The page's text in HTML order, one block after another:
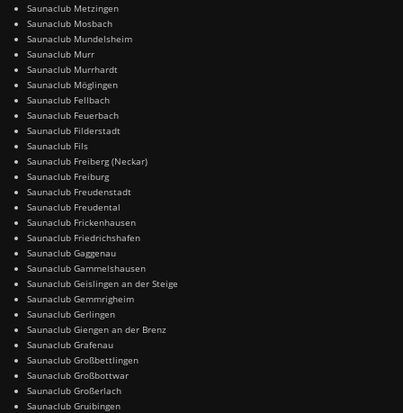
Saunaclub Metzingen
Saunaclub Mosbach
Saunaclub Mundelsheim
Saunaclub Murr
Saunaclub Murrhardt
Saunaclub Möglingen
Saunaclub Fellbach
Saunaclub Feuerbach
Saunaclub Filderstadt
Saunaclub Fils
Saunaclub Freiberg (Neckar)
Saunaclub Freiburg
Saunaclub Freudenstadt
Saunaclub Freudental
Saunaclub Frickenhausen
Saunaclub Friedrichshafen
Saunaclub Gaggenau
Saunaclub Gammelshausen
Saunaclub Geislingen an der Steige
Saunaclub Gemmrigheim
Saunaclub Gerlingen
Saunaclub Giengen an der Brenz
Saunaclub Grafenau
Saunaclub Großbettlingen
Saunaclub Großbottwar
Saunaclub Großerlach
Saunaclub Gruibingen